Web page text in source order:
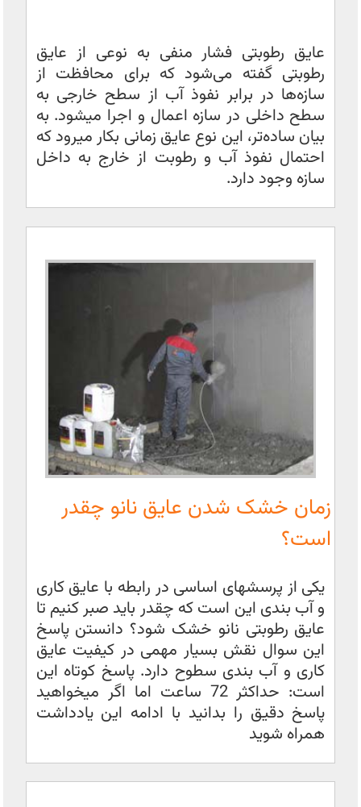
عایق رطوبتی فشار منفی به نوعی از عایق
رطوبتی گفته می‌شود که برای محافظت از
سازه‌ها در برابر نفوذ آب از سطح خارجی به
سطح داخلی در سازه اعمال و اجرا میشود. به
بیان ساده‌تر، این نوع عایق زمانی بکار میرود که
احتمال نفوذ آب و رطوبت از خارج به داخل
سازه وجود دارد.
زمان خشک شدن عایق نانو چقدر
است؟
یکی از پرسشهای اساسی در رابطه با عایق کاری
و آب بندی این است که چقدر باید صبر کنیم تا
عایق رطوبتی نانو خشک شود؟ دانستن پاسخ
این سوال نقش بسیار مهمی در کیفیت عایق
کاری و آب بندی سطوح دارد. پاسخ کوتاه این
است: حداکثر 72 ساعت اما اگر میخواهید
پاسخ دقیق را بدانید با ادامه این یادداشت
همراه شوید